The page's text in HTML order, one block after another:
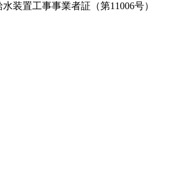
装置工事事業者証（第11006号）